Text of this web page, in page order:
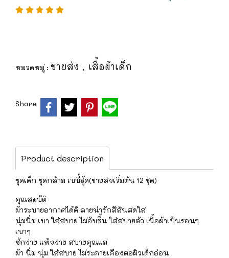
หมวดหมู่ : ขายส่ง , เสื้อผ้าเด็ก
Share
Product description
ชุดเด็ก ชุดกล้าม เบบี้ฮู้ด(ขายส่งเริ่มต้น 12 ชุด)
คุณสมบัติ
ผ้าระบายอากาศได้ดี ลายน่ารักสีสันสดใส
นุ่มนิ่ม เบา ใส่สบาย ไม่อับชื้น ใส่สบายตัว เนื้อผ้าเป็นรอนๆ
เบาๆ
ซักง่าย แห้งง่าย สบายคุณแม่
ผ้า นิ่ม นุ่ม ใส่สบาย ไม่ระคายเคืองต่อผิวเด็กอ่อน